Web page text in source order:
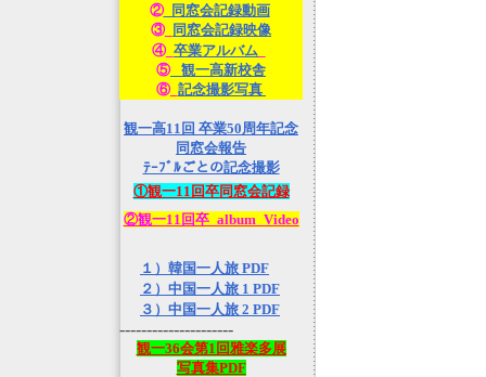
②_同窓会記録動画
③_ 同窓会記録映像
④_ 卒業アルバム
⑤_観一高新校舎
⑥_ 記念撮影写真
観一高11回 卒業50周年記念
同窓会報告
ﾃｰﾌﾞﾙごとの記念撮影
①観一11回卒同窓会記録
②観一11回卒_album_Video
１）韓国一人旅 PDF
２）中国一人旅 1 PDF
３）中国一人旅 2 PDF
---------------------
観一36会第1回雅楽多展
写真集PDF